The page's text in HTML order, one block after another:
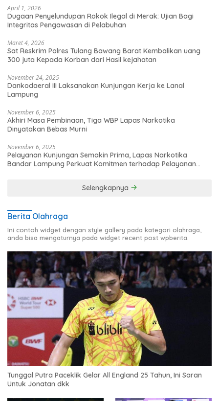
April 1, 2026
Dugaan Penyelundupan Rokok Ilegal di Merak: Ujian Bagi
Integritas Pengawasan di Pelabuhan
Maret 4, 2026
Sat Reskrim Polres Tulang Bawang Barat Kembalikan uang
300 juta Kepada Korban dari Hasil kejahatan
November 24, 2025
Dankodaeral III Laksanakan Kunjungan Kerja ke Lanal
Lampung
November 6, 2025
Akhiri Masa Pembinaan, Tiga WBP Lapas Narkotika
Dinyatakan Bebas Murni
November 6, 2025
Pelayanan Kunjungan Semakin Prima, Lapas Narkotika
Bandar Lampung Perkuat Komitmen terhadap Pelayanan
Selengkapnya
Berita Olahraga
Ini contoh widget dengan style gallery pada kategori olahraga,
anda bisa mengaturnya pada widget recent post wpberita.
Tunggal Putra Paceklik Gelar All England 25 Tahun, Ini Saran
Untuk Jonatan dkk